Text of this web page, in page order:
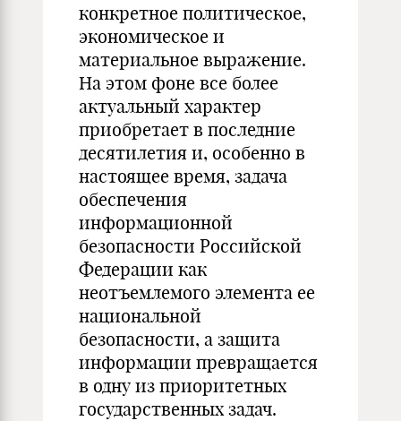
конкретное политическое,
экономическое и
материальное выражение.
На этом фоне все более
актуальный характер
приобретает в последние
десятилетия и, особенно в
настоящее время, задача
обеспечения
информационной
безопасности Российской
Федерации как
неотъемлемого элемента ее
национальной
безопасности, а защита
информации превращается
в одну из приоритетных
государственных задач.